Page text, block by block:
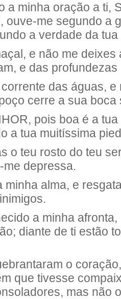
a minha oração a ti,
ouve-me segundo a
a verdade da
e não me deixes
e das
das águas,
cerre a sua boca
pois boa é a
a tua muitíssima
o teu rosto do teu
me depressa.
minha alma, e
a minha
diante de ti estão
o
que tivesse
mas não